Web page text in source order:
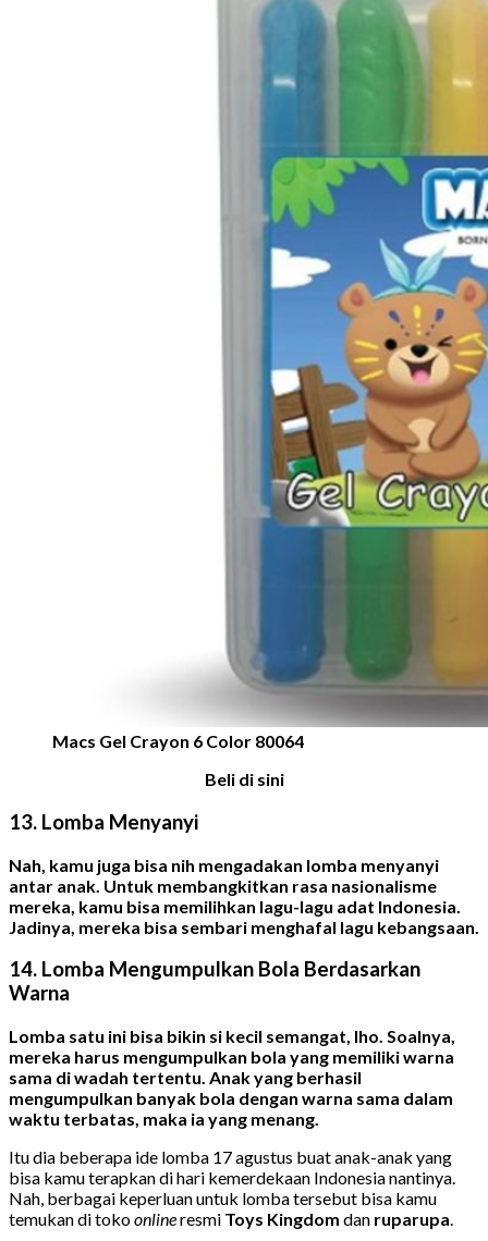
Macs Gel Crayon 6 Color 80064
Beli di sini
13. Lomba Menyanyi
Nah, kamu juga bisa nih mengadakan lomba menyanyi
antar anak. Untuk membangkitkan rasa nasionalisme
mereka, kamu bisa memilihkan lagu-lagu adat Indonesia.
Jadinya, mereka bisa sembari menghafal lagu kebangsaan.
14. Lomba Mengumpulkan Bola Berdasarkan
Warna
Lomba satu ini bisa bikin si kecil semangat, lho. Soalnya,
mereka harus mengumpulkan bola yang memiliki warna
sama di wadah tertentu. Anak yang berhasil
mengumpulkan banyak bola dengan warna sama dalam
waktu terbatas, maka ia yang menang.
Itu dia beberapa ide lomba 17 agustus buat anak-anak yang
bisa kamu terapkan di hari kemerdekaan Indonesia nantinya.
Nah, berbagai keperluan untuk lomba tersebut bisa kamu
temukan di tokoonlineresmi Toys Kingdom dan ruparupa.